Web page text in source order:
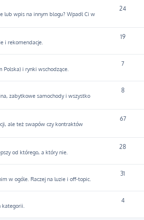
lub wpis na innym blogu? Wpadł Ci w
24
i rekomendacje.
19
Polska) i rynki wschodzące.
7
zabytkowe samochody i wszystko
8
ale też swapów czy kontraktów
67
od którego, a który nie.
28
w ogóle. Raczej na luzie i off-topic.
31
kategorii.
4